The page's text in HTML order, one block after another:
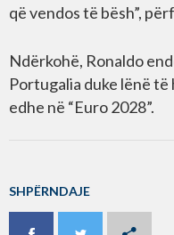
që vendos të bësh”,
Ndërkohë, Ronaldo
Portugalia duke lënë
edhe në “Euro 2028”.
SHPËRNDAJE